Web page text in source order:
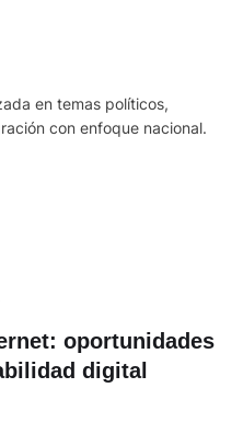
en temas políticos,
oportunidades
digital